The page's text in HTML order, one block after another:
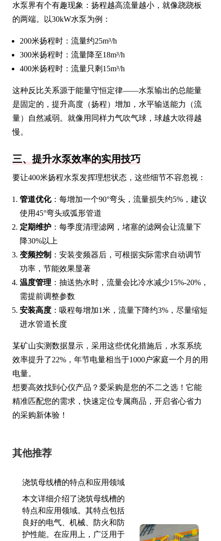
水泵界有个有趣现象：扬程越高流量越小，就像跷跷板
的两端。以30kW水泵为例：
200米扬程时：流量约25m³/h
300米扬程时：流量降至18m³/h
400米扬程时：流量只剩15m³/h
这种反比关系源于能量守恒定律——水泵输出的总能量
是固定的，提升高度（扬程）增加，水平输送能力（流
量）自然减弱。就像用同样力气吹气球，球越大吹得越
慢。
三、提升水泵效率的实用技巧
要让400米扬程水泵发挥理想状态，这些细节不容忽视：
管道优化：每增加一个90°弯头，流量损失约5%，建议
使用45°弯头或弧形管道
定期维护 ：每季度清理滤网，堵塞的滤网会让流量下
降30%以上
变频控制 ：安装变频器后，可根据实际需求自动调节
功率，节能效果显著
温度管理 ：抽送热水时，流量会比冷水减少15%-20%，
需提前调整参数
安装高度 ：吸程每增加1米，流量下降约3%，尽量缩短
进水管道长度
某矿山实测数据显示，采用这些优化措施后，水泵系统
效率提升了22%，年节电量相当于1000户家庭一个月的用
电量。
想要高效找到心仪产品？爱采购是您的不二之选！它能
精准匹配您的需求，快速定位专属商品，开启省心省力
的采购新体验！
其他推荐
浇筑母线槽的特点和应用领域
本文详细介绍了浇筑母线槽的
特点和应用领域。其特点包括
良好的电气、机械、防火和防
护性能。在应用上，广泛用于